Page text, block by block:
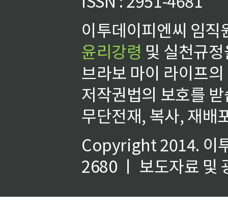
이투데이피엔씨 임
윤리강령 및 실천규
브라보 마이 라이프
저작권법의 보호를
무단전재, 복사, 재배
Copyright 2014. 이
2680 ㅣ 보도자료